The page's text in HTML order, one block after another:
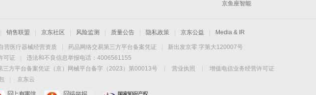
京鱼座智能
销售联盟 京东社区 风险监测 质量公告 隐私政策 京东公益 Media & IR
营医疗器械经营资质 药品网络交易第三方平台备案凭证
新出发京零 字第大120007号
可证
违法和不良信息举报电话：4006561155
三方平台备案凭证（京）网械平台备字（2023）第00013号 营业执照
增值电信业务经营许可证
京东云